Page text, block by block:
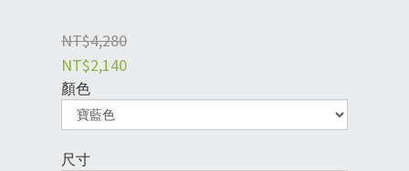
NT$4,280
NT$2,140
顏色
尺寸